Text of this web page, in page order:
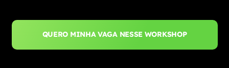
QUERO MINHA VAGA NESSE WORKSHOP